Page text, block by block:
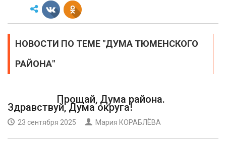
НОВОСТИ ПО ТЕМЕ "ДУМА ТЮМЕНСКОГО
РАЙОНА"
Прощай, Дума района.
Здравствуй, Дума округа!
23 сентября 2025 Мария КОРАБЛЁВА